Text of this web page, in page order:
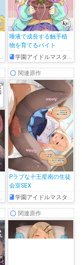
唾液で成長する触手植
物を育てるバイト
学園アイドルマスター
関連原作
Pラブな十王星南の生徒
会室SEX
学園アイドルマスター
関連原作